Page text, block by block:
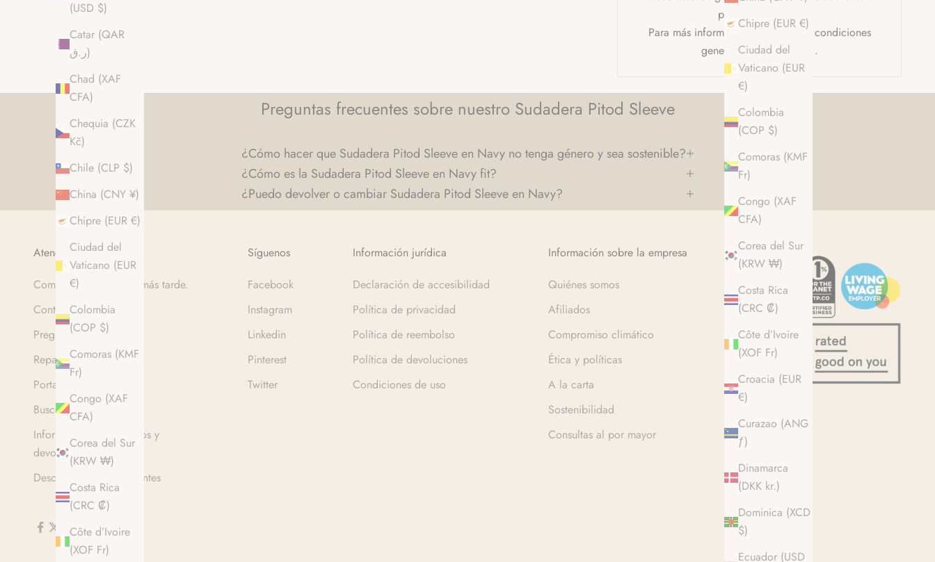
Chipre (EUR €)
Ciudad del
Vaticano (EUR
€)
Colombia
(COP $)
Comoras (KMF
Fr)
Congo (XAF
CFA)
Corea del Sur
(KRW ₩)
Costa Rica
(CRC ₡)
Côte d’Ivoire
(XOF Fr)
Croacia (EUR
€)
Curazao (ANG
ƒ)
Dinamarca
(DKK kr.)
Dominica (XCD
$)
Ecuador (USD
(USD $)
Catar (QAR
ر.ق)
Chad (XAF
CFA)
Chequia (CZK
Kč)
Chile (CLP $)
China (CNY ¥)
Chipre (EUR €)
Ciudad del
Vaticano (EUR
€)
Colombia
(COP $)
Comoras (KMF
Fr)
Congo (XAF
CFA)
Corea del Sur
(KRW ₩)
Costa Rica
(CRC ₡)
Côte d’Ivoire
(XOF Fr)
plazo de 30 días.
Para más información, consulte las condiciones
generales completas en .
Preguntas frecuentes sobre nuestro Sudadera Pitod Sleeve
¿Cómo hacer que Sudadera Pitod Sleeve en Navy no tenga género y sea sostenible?
¿Cómo es la Sudadera Pitod Sleeve en Navy fit?
¿Puedo devolver o cambiar Sudadera Pitod Sleeve en Navy?
Atención al cliente
Compre ahora. Pague más tarde.
Contacte con nosotros
Preguntas frecuentes
Reparaciones
Portal de devoluciones
Buscar en
Información sobre envíos y
devoluciones
Descuento para estudiantes
Síguenos
Facebook
Instagram
Linkedin
Pinterest
Twitter
Información jurídica
Declaración de accesibilidad
Política de privacidad
Política de reembolso
Política de devoluciones
Condiciones de uso
Información sobre la empresa
Quiénes somos
Afiliados
Compromiso climático
Ética y políticas
A la carta
Sostenibilidad
Consultas al por mayor